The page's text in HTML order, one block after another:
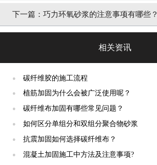
下一篇： 巧力环氧砂浆的注意事项有哪些？
相关资讯
● 碳纤维胶的施工流程
● 植筋加固为什么会被广泛使用呢？
● 碳纤维布加固有哪些常见问题？
● 如何区分单组分和双组分聚合物砂浆
● 抗震加固如何选择碳纤维布？
● 混凝土加固施工中方法及注意事项?